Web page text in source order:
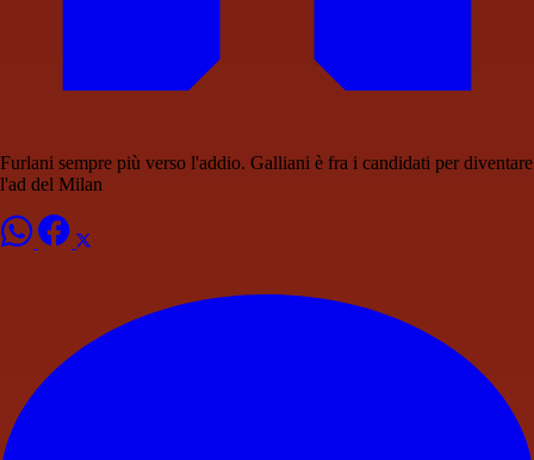
Furlani sempre più verso l'addio. Galliani è fra i candidati per diventare
l'ad del Milan